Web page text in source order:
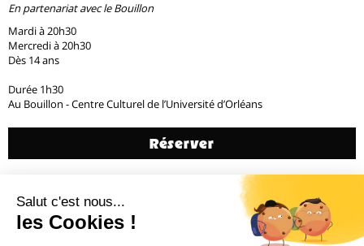
En partenariat avec le Bouillon
Mardi à 20h30
Mercredi à 20h30
Dès 14 ans
Durée 1h30
Au Bouillon - Centre Culturel de l’Université d’Orléans
Réserver
Générique
Précédent Suivant